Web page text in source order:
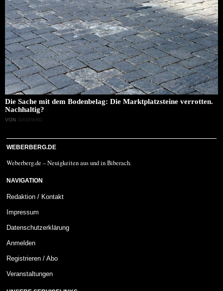
Die Sache mit dem Bodenbelag: Die Marktplatzsteine verrotten.
Nachhaltig?
VON GASPARD
WEBERBERG.DE
Weberberg.de – Neuigkeiten aus und in Biberach.
NAVIGATION
Redaktion / Kontakt
Impressum
Datenschutzerklärung
Anmelden
Registrieren / Abo
Veranstaltungen